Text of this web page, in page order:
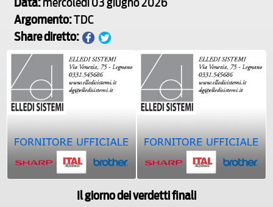
Argomento:TDC
Share diretto:
Il giorno dei verdetti finali